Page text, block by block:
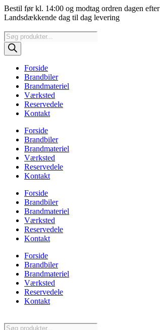
Videre
til
Bestil før kl. 14:00 og modtag ordren dagen efter
Landsdækkende dag til dag levering
Products
search
Forside
Brandbiler
Brandmateriel
Værksted
Reservedele
Kontakt
Forside
Brandbiler
Brandmateriel
Værksted
Reservedele
Kontakt
Forside
Brandbiler
Brandmateriel
Værksted
Reservedele
Kontakt
Forside
Brandbiler
Brandmateriel
Værksted
Reservedele
Kontakt
Products